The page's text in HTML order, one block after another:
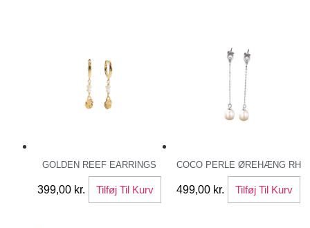
GOLDEN REEF EARRINGS
399,00 kr. Tilføj Til Kurv
COCO PERLE ØREHÆNG RH
499,00 kr. Tilføj Til Kurv